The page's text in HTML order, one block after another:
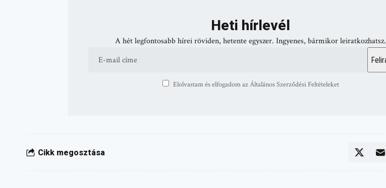
Heti hírlevél
A hét legfontosabb hírei röviden, hetente egyszer. Ingyenes, bármikor leiratkozhatsz.
Elolvastam és elfogadom az Általános Szerződési Feltételeket
Cikk megosztása